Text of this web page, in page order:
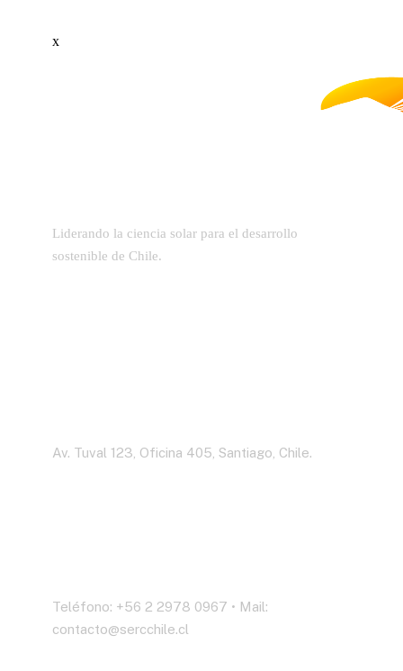
x
Liderando la ciencia solar para el desarrollo
sostenible de Chile.
Av. Tuval 123, Oficina 405, Santiago, Chile.
Teléfono: +56 2 2978 0967 • Mail:
contacto@sercchile.cl